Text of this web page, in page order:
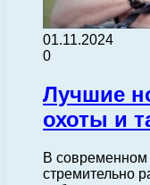
01.11.2024
0
Лучшие
охоты и
В современном
стремительно